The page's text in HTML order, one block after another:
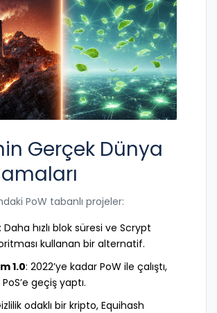
Gerçek Dünya
PoW tabanlı projeler:
: Daha hızlı blok süresi ve Scrypt
kullanan bir alternatif.
1.0: 2022’ye kadar PoW ile çalıştı,
geçiş yaptı.
odaklı bir kripto, Equihash